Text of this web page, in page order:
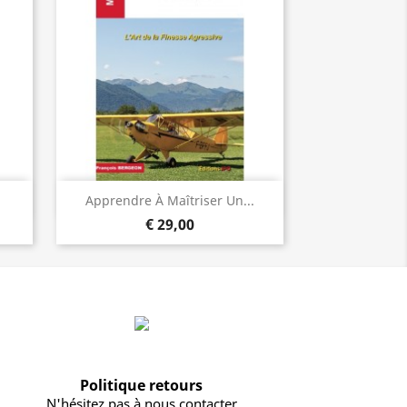
Apprendre À Maîtriser Un...
€ 29,00
Visualização rápida
Politique retours
N'hésitez pas à nous contacter